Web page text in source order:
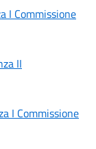
I Commissione
II
I Commissione